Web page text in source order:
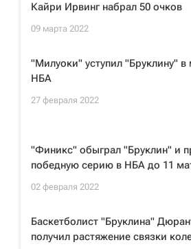
Кайри Ирвинг набрал 50 очков
09 марта 2022
"Милуоки" уступил "Бруклину" в
НБА
27 февраля 2022
"Финикс" обыграл "Бруклин" и
победную серию в НБА до 11
02 февраля 2022
Баскетболист "Бруклина"
получил растяжение связки